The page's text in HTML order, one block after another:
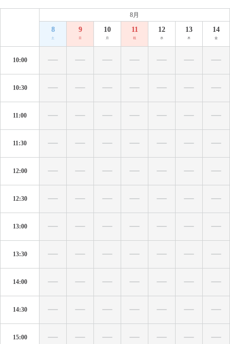
8月
8
土
9
日
10
月
11
祝
12
水
13
木
14
金
10:00
10:30
11:00
11:30
12:00
12:30
13:00
13:30
14:00
14:30
15:00